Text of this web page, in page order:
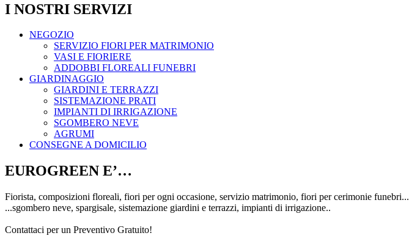
I NOSTRI SERVIZI
NEGOZIO
SERVIZIO FIORI PER MATRIMONIO
VASI E FIORIERE
ADDOBBI FLOREALI FUNEBRI
GIARDINAGGIO
GIARDINI E TERRAZZI
SISTEMAZIONE PRATI
IMPIANTI DI IRRIGAZIONE
SGOMBERO NEVE
AGRUMI
CONSEGNE A DOMICILIO
EUROGREEN E’…
Fiorista, composizioni floreali, fiori per ogni occasione, servizio matrimonio, fiori per cerimonie funebri...
...sgombero neve, spargisale, sistemazione giardini e terrazzi, impianti di irrigazione..
Contattaci per un Preventivo Gratuito!